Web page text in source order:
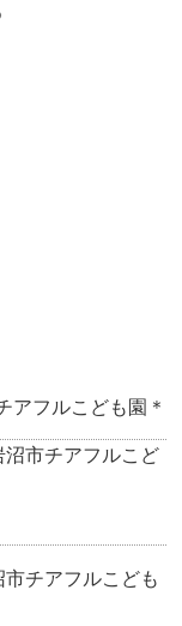
ルこども園＊
市チアフルこど
チアフルこども